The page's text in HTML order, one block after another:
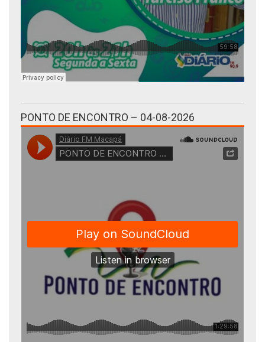
PONTO DE ENCONTRO – 04-08-2026